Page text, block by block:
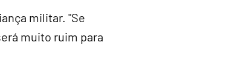
militar. "Se
muito ruim para